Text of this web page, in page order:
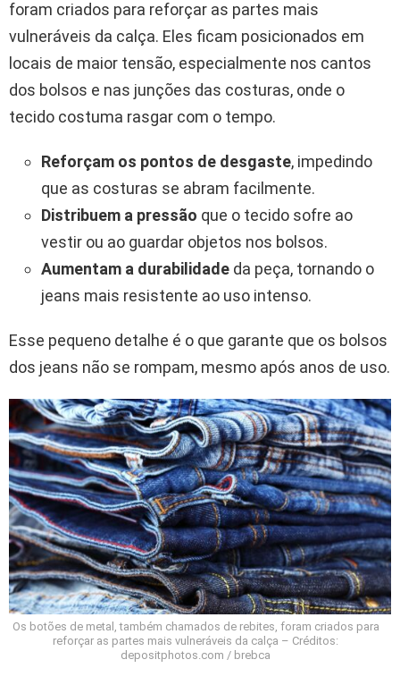
foram criados para reforçar as partes mais
vulneráveis da calça. Eles ficam posicionados em
locais de maior tensão, especialmente nos cantos
dos bolsos e nas junções das costuras, onde o
tecido costuma rasgar com o tempo.
Reforçam os pontos de desgaste, impedindo
que as costuras se abram facilmente.
Distribuem a pressão que o tecido sofre ao
vestir ou ao guardar objetos nos bolsos.
Aumentam a durabilidade da peça, tornando o
jeans mais resistente ao uso intenso.
Esse pequeno detalhe é o que garante que os bolsos
dos jeans não se rompam, mesmo após anos de uso.
Os botões de metal, também chamados de rebites, foram criados para
reforçar as partes mais vulneráveis da calça – Créditos:
depositphotos.com / brebca